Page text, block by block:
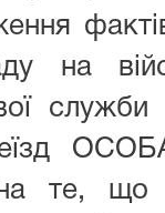
на
те, що